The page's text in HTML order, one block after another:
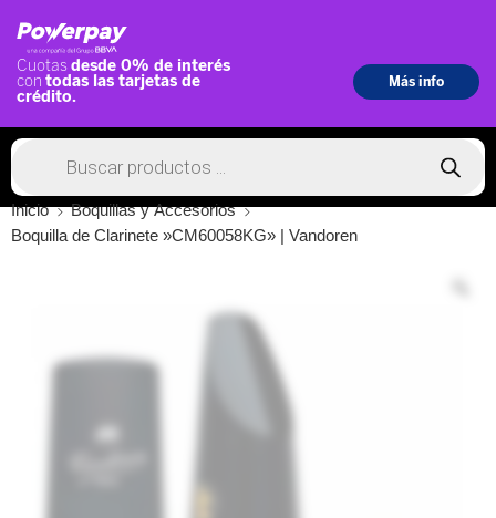
Inicio
Boquillas y Accesorios
Boquilla de Clarinete »CM60058KG» | Vandoren